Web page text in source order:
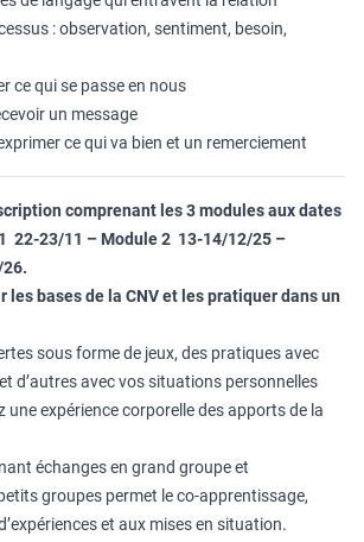
: observation, sentiment, besoin,
ce qui se passe en nous
un message
ce qui va bien et un remerciement
comprenant les 3 modules aux dates
22-23/11 – Module 2 13-14/12/25 –
les bases de la CNV et les pratiquer dans un
sous forme de jeux, des pratiques avec
d’autres avec vos situations personnelles
une expérience corporelle des apports de la
échanges en grand groupe et
groupes permet le co-apprentissage,
et aux mises en situation.